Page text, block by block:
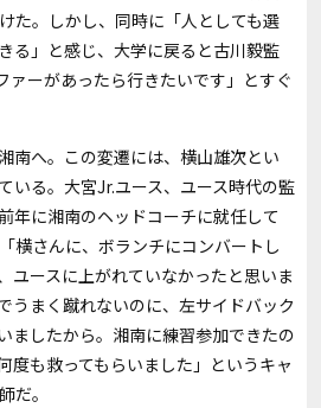
た。しかし、同時に「人としても選
る」と感じ、大学に戻ると古川毅監
ァーがあったら行きたいです」とすぐ
南へ。この変遷には、横山雄次とい
いる。大宮Jr.ユース、ユース時代の監
年に湘南のヘッドコーチに就任して
横さんに、ボランチにコンバートし
ユースに上がれていなかったと思いま
うまく蹴れないのに、左サイドバック
ましたから。湘南に練習参加できたの
度も救ってもらいました」というキャ
だ。